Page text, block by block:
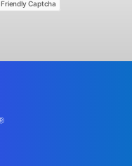
Friendly Captcha